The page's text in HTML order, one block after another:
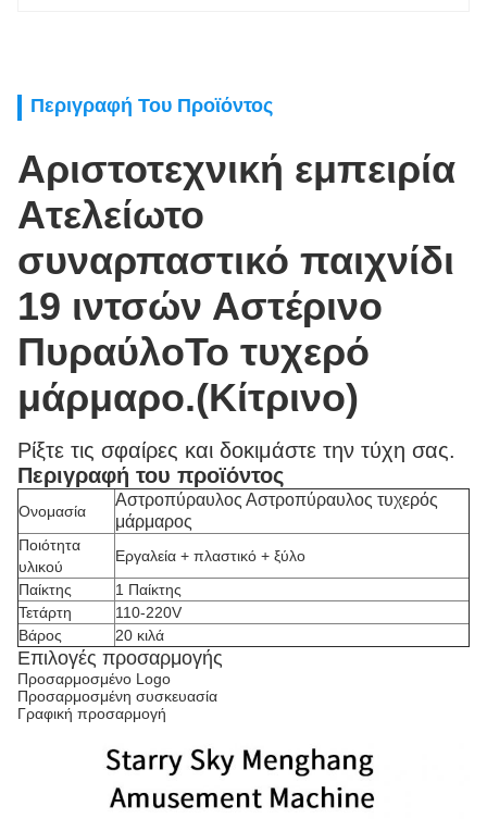
Περιγραφή Του Προϊόντος
Αριστοτεχνική εμπειρία
Ατελείωτο
συναρπαστικό παιχνίδι
19 ιντσών Αστέρινο
ΠυραύλοΤο τυχερό
μάρμαρο.(Κίτρινο)
Ρίξτε τις σφαίρες και δοκιμάστε την τύχη σας.
Περιγραφή του προϊόντος
Ονομασία
Αστροπύραυλος Αστροπύραυλος τυχερός
μάρμαρος
Ποιότητα
υλικού
Εργαλεία + πλαστικό + ξύλο
Παίκτης
1 Παίκτης
Τετάρτη
110-220V
Βάρος
20 κιλά
Επιλογές προσαρμογής
Προσαρμοσμένο Logo
Προσαρμοσμένη συσκευασία
Γραφική προσαρμογή